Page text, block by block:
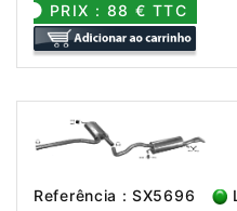
PRIX : 88 € TTC
Referência : SX5696